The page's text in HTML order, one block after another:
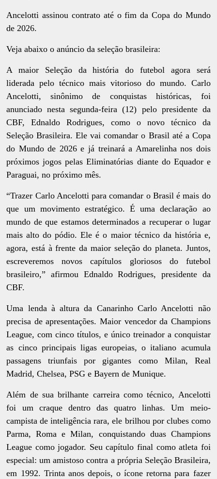
Ancelotti assinou contrato até o fim da Copa do Mundo
de 2026.
Veja abaixo o anúncio da seleção brasileira:
A maior Seleção da história do futebol agora será
liderada pelo técnico mais vitorioso do mundo. Carlo
Ancelotti, sinônimo de conquistas históricas, foi
anunciado nesta segunda-feira (12) pelo presidente da
CBF, Ednaldo Rodrigues, como o novo técnico da
Seleção Brasileira. Ele vai comandar o Brasil até a Copa
do Mundo de 2026 e já treinará a Amarelinha nos dois
próximos jogos pelas Eliminatórias diante do Equador e
Paraguai, no próximo mês.
“Trazer Carlo Ancelotti para comandar o Brasil é mais do
que um movimento estratégico. É uma declaração ao
mundo de que estamos determinados a recuperar o lugar
mais alto do pódio. Ele é o maior técnico da história e,
agora, está à frente da maior seleção do planeta. Juntos,
escreveremos novos capítulos gloriosos do futebol
brasileiro,” afirmou Ednaldo Rodrigues, presidente da
CBF.
Uma lenda à altura da Canarinho Carlo Ancelotti não
precisa de apresentações. Maior vencedor da Champions
League, com cinco títulos, e único treinador a conquistar
as cinco principais ligas europeias, o italiano acumula
passagens triunfais por gigantes como Milan, Real
Madrid, Chelsea, PSG e Bayern de Munique.
Além de sua brilhante carreira como técnico, Ancelotti
foi um craque dentro das quatro linhas. Um meio-
campista de inteligência rara, ele brilhou por clubes como
Parma, Roma e Milan, conquistando duas Champions
League como jogador. Seu capítulo final como atleta foi
especial: um amistoso contra a própria Seleção Brasileira,
em 1992. Trinta anos depois, o ícone retorna para fazer